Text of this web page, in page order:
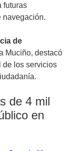
futuras
navegación.
de
Muciño, destacó
de los servicios
de 4 mil
en